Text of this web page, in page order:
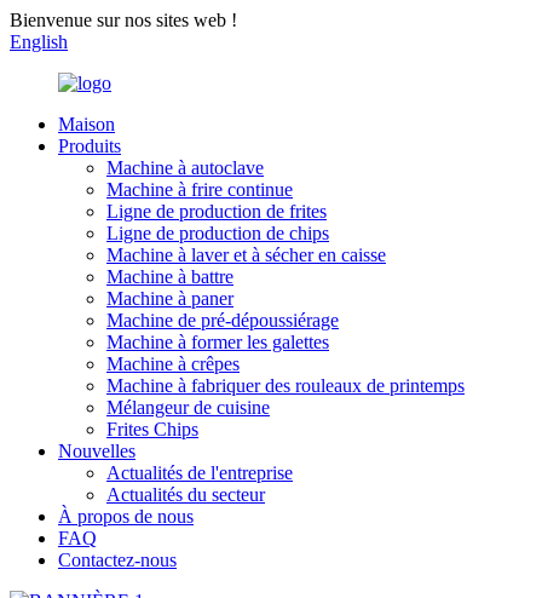
Bienvenue sur nos sites web !
English
Maison
Produits
Machine à autoclave
Machine à frire continue
Ligne de production de frites
Ligne de production de chips
Machine à laver et à sécher en caisse
Machine à battre
Machine à paner
Machine de pré-dépoussiérage
Machine à former les galettes
Machine à crêpes
Machine à fabriquer des rouleaux de printemps
Mélangeur de cuisine
Frites Chips
Nouvelles
Actualités de l'entreprise
Actualités du secteur
À propos de nous
FAQ
Contactez-nous